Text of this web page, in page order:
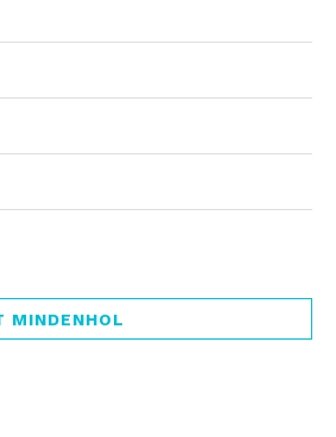
MINDENHOL